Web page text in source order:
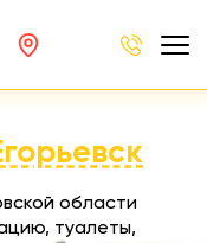
области
туалеты,